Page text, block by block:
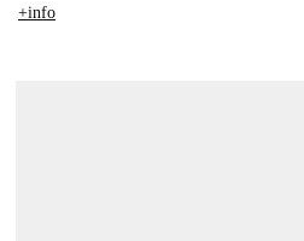
+info